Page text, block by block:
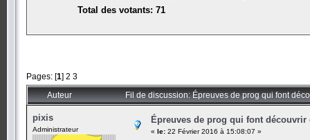
Total des votants: 71
Pages: [1] 2 3
Auteur Fil de discussion: Épreuves de prog qui font
pixis
Administrateur
Épreuves de prog qui font
« le: 22 Février 2016 à 15:08:07 »